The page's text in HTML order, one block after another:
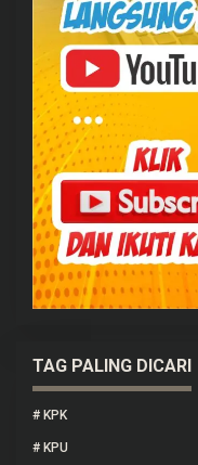
TAG PALING DICARI
# KPK
# KPU